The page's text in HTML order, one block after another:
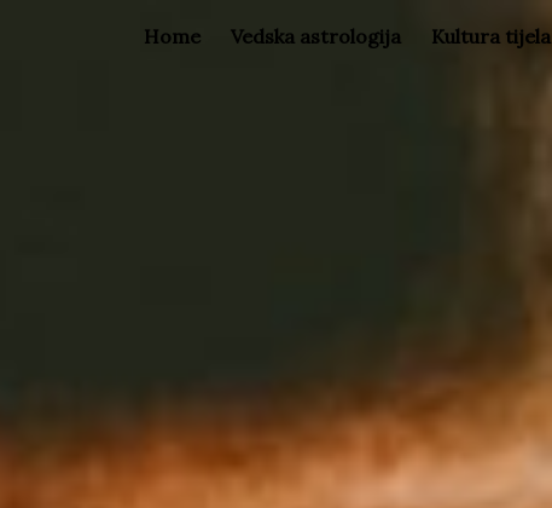
Home Vedska astrologija Kultura tijela